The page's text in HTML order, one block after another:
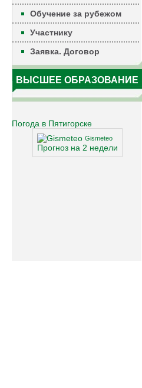
Обучение за рубежом
Участнику
Заявка. Договор
ВЫСШЕЕ ОБРАЗОВАНИЕ
Погода в Пятигорске
Gismeteo
Прогноз на 2 недели